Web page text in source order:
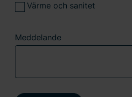
Värme och sanitet
Meddelande